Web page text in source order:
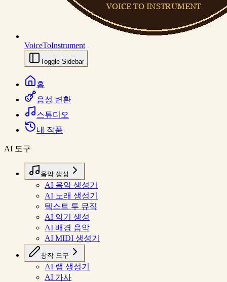
VoiceToInstrument
Toggle Sidebar
홈
음성 변환
스튜디오
내 작품
AI 도구
음악 생성
AI 음악 생성기
AI 노래 생성기
텍스트 투 뮤직
AI 악기 생성
AI 배경 음악
AI MIDI 생성기
창작 도구
AI 랩 생성기
AI 가사